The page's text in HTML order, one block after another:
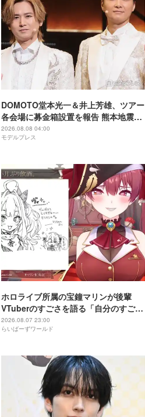
DOMOTO堂本光一＆井上芳雄、ツアー
各会場に募金箱設置を報告 熊本地震受
け「ステージから元気を届けられる形
になれば」
2026.08.08 04:00
モデルプレス
ホロライブ所属の宝鐘マリンが後輩
VTuberのすごさを語る「自分のすごさ
に気づいてない」
2026.08.07 23:00
らいばーずワールド